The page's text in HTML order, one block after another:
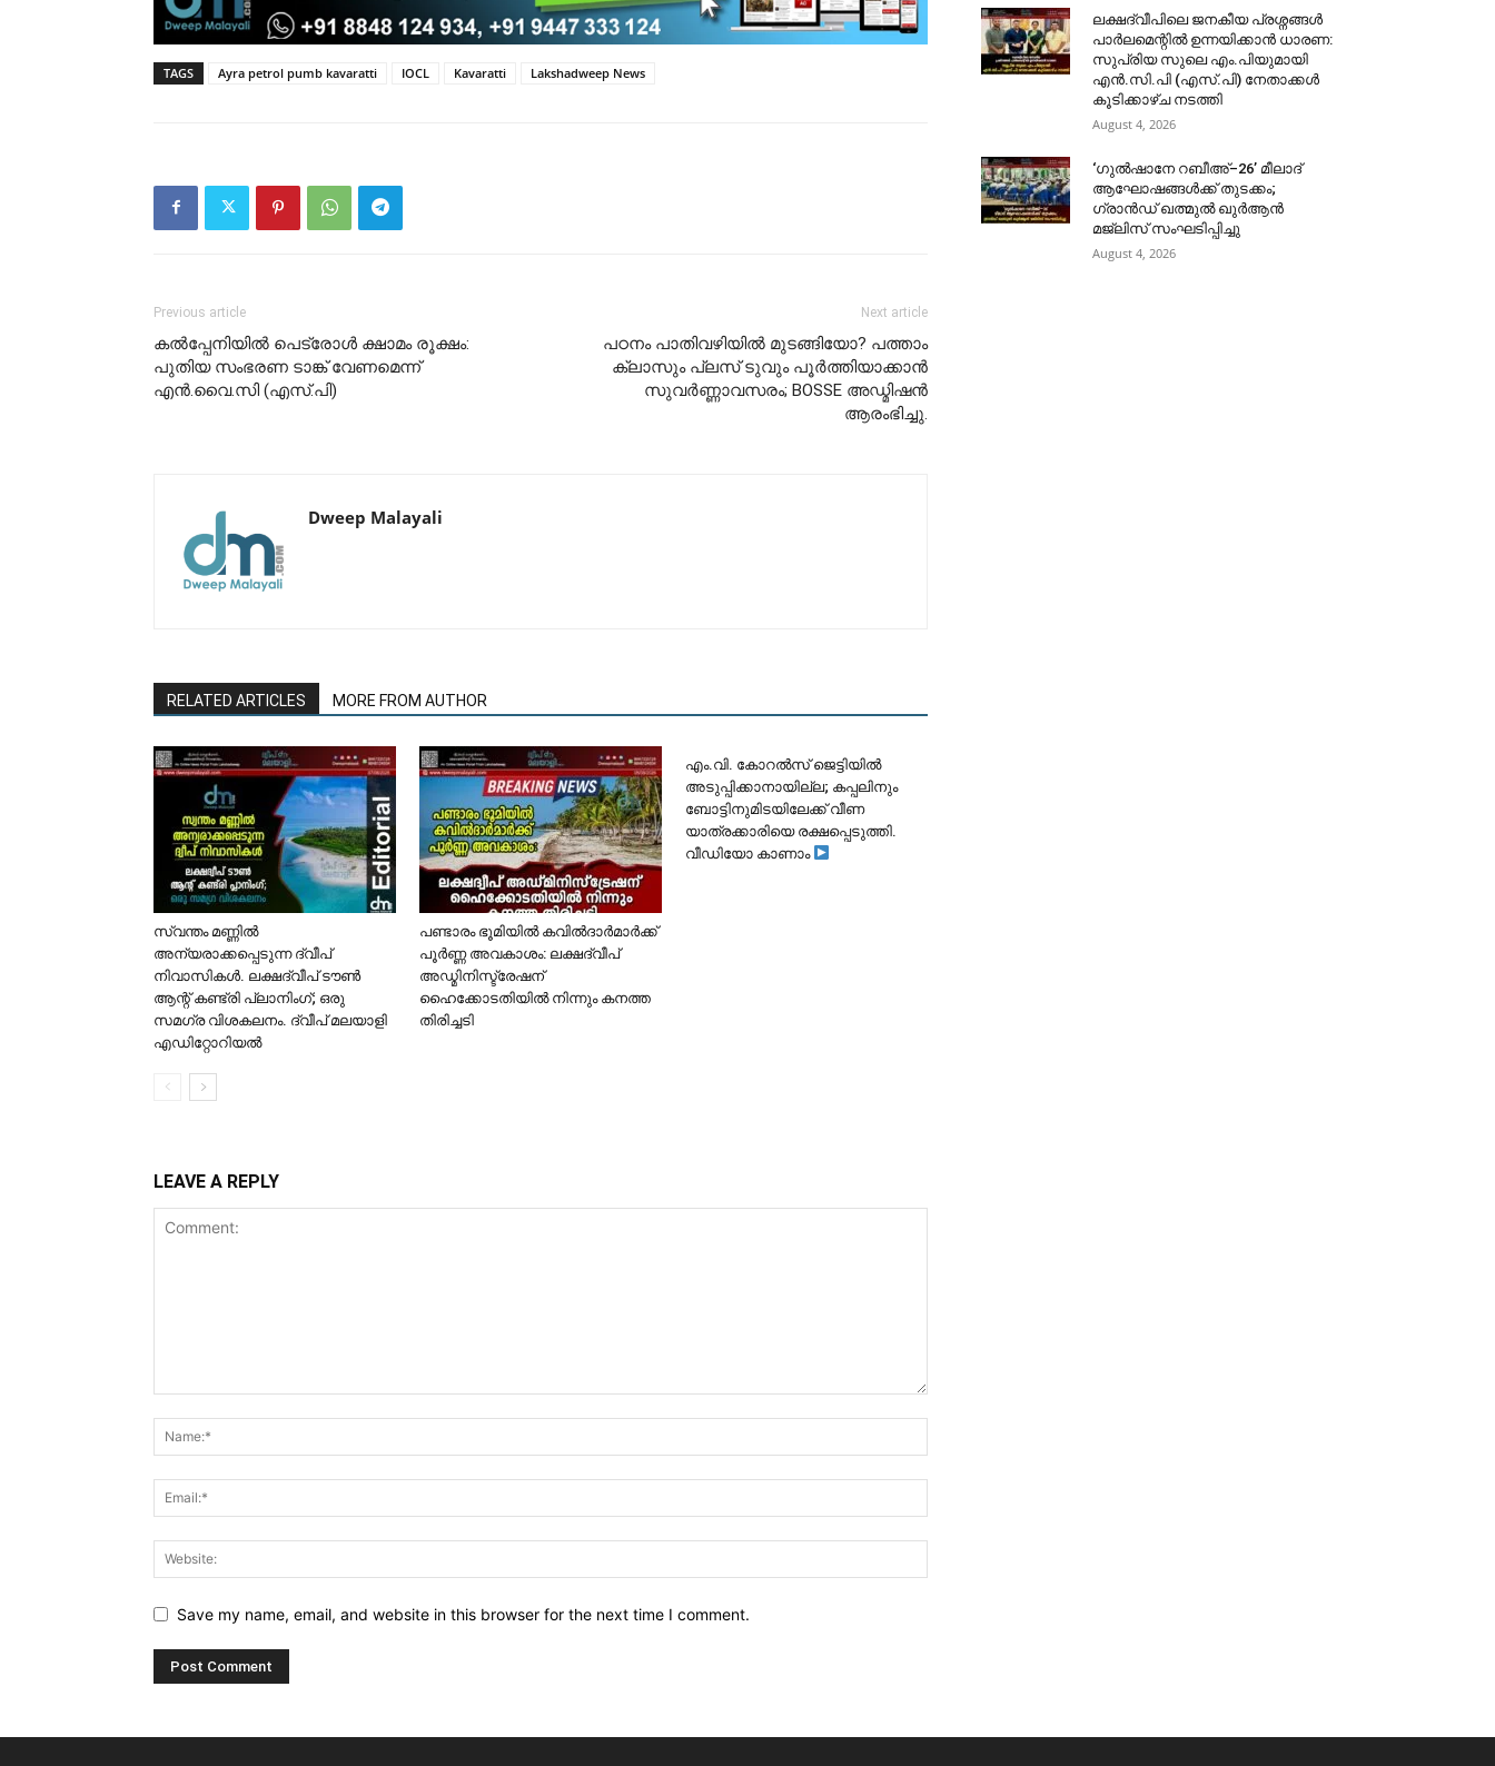
TAGS Ayra petrol pumb kavaratti IOCL Kavaratti Lakshadweep News
Previous article
കൽപ്പേനിയിൽ പെട്രോൾ ക്ഷാമം രൂക്ഷം:
പുതിയ സംഭരണ ടാങ്ക് വേണമെന്ന്
എൻ.വൈ.സി (എസ്.പി)
Next article
പഠനം പാതിവഴിയിൽ മുടങ്ങിയോ? പത്താം
ക്ലാസും പ്ലസ് ടുവും പൂർത്തിയാക്കാൻ
സുവർണ്ണാവസരം; BOSSE അഡ്മിഷൻ
ആരംഭിച്ചു.
Dweep Malayali
RELATED ARTICLES MORE FROM AUTHOR
സ്വന്തം മണ്ണിൽ
അന്യരാക്കപ്പെടുന്ന ദ്വീപ്
നിവാസികൾ. ലക്ഷദ്വീപ് ടൗൺ
ആന്റ് കണ്ട്രി പ്ലാനിംഗ്; ഒരു
സമഗ്ര വിശകലനം. ദ്വീപ് മലയാളി
എഡിറ്റോറിയൽ
പണ്ടാരം ഭൂമിയിൽ കവിൽദാർമാർക്ക്
പൂർണ്ണ അവകാശം: ലക്ഷദ്വീപ്
അഡ്മിനിസ്ട്രേഷന്
ഹൈക്കോടതിയിൽ നിന്നും കനത്ത
തിരിച്ചടി
​എം.വി. കോറൽസ് ജെട്ടിയിൽ
അടുപ്പിക്കാനായില്ല; കപ്പലിനും
ബോട്ടിനുമിടയിലേക്ക് വീണ
യാത്രക്കാരിയെ രക്ഷപ്പെടുത്തി.
വീഡിയോ കാണാം
LEAVE A REPLY
Save my name, email, and website in this browser for the next time I comment.
ലക്ഷദ്വീപിലെ ജനകീയ പ്രശ്നങ്ങൾ
പാർലമെന്റിൽ ഉന്നയിക്കാൻ ധാരണ:
സുപ്രിയ സുലെ എം.പിയുമായി
എൻ.സി.പി (എസ്.പി) നേതാക്കൾ
കൂടിക്കാഴ്ച നടത്തി
August 4, 2026
‘ഗുൽഷാനേ റബീഅ്–26’ മീലാദ്
ആഘോഷങ്ങൾക്ക് തുടക്കം;
ഗ്രാൻഡ് ഖത്മുൽ ഖുർആൻ
മജ്‌ലിസ് സംഘടിപ്പിച്ചു
August 4, 2026